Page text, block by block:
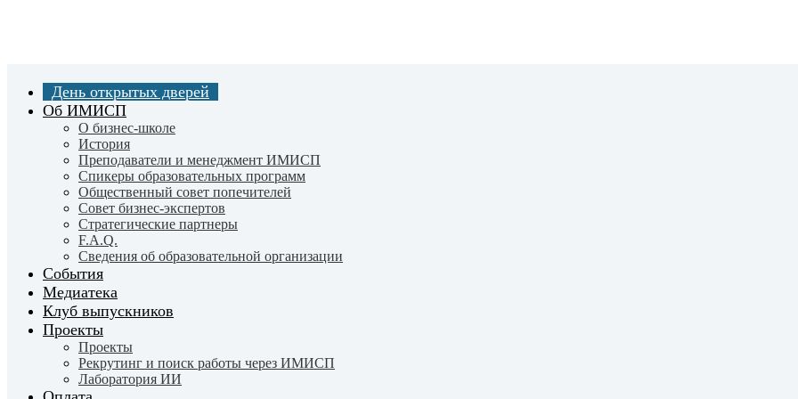
День открытых дверей
Об ИМИСП
О бизнес-школе
История
Преподаватели и менеджмент ИМИСП
Спикеры образовательных программ
Общественный совет попечителей
Совет бизнес-экспертов
Cтратегические партнеры
F.A.Q.
Сведения об образовательной организации
События
Медиатека
Клуб выпускников
Проекты
Проекты
Рекрутинг и поиск работы через ИМИСП
Лаборатория ИИ